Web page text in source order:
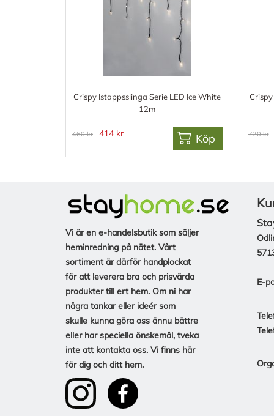
Crispy Istappsslinga Serie LED Ice White
12m
460 kr 414 kr Köp 720 kr
Vi är en e-handelsbutik som säljer
heminredning på nätet. Vårt
sortiment är därför handplockat
för att leverera bra och prisvärda
produkter till ert hem. Om ni har
några tankar eller ideér som
skulle kunna göra oss ännu bättre
eller har speciella önskemål, tveka
inte att kontakta oss. Vi finns här
för dig och ditt hem.
E-